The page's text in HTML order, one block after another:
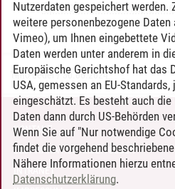
Sprachenzentrum;
Timo Leder/30.06.2024
KONTAKT
LEUPHANA ALS ARBEITGEBER
INTRANET
Nutzerdaten gespeichert werden.
weitere personenbezogene
Vimeo), um Ihnen eingebettete
Daten werden unter anderem in
Europäische Gerichtshof hat das
USA, gemessen an EU-
eingeschätzt. Es besteht auch
Daten dann durch US-Behörden
Wenn Sie auf "Nur notwendige
findet die vorgehend
Nähere Informationen hierzu
Datenschutzerklärung.